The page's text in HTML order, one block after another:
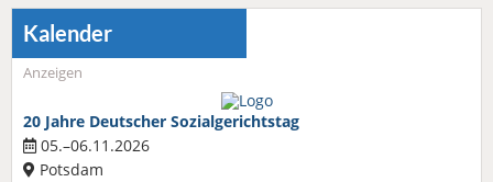
Kalender
Anzeigen
20 Jahre Deutscher Sozialgerichtstag
05.–06.11.2026
Potsdam